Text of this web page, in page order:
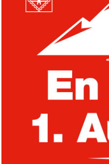
Briefmarken, Postkarten
MOC Vordruckalben
vor Unabhängigkeit 1920-1931